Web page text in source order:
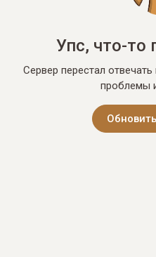
Упс, что-то
Сервер перестал
проблемы